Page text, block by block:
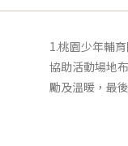
1.桃園少年輔
協助活動場地
勵及溫暖，最